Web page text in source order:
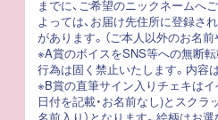
までに、ご希望のニックネームへ
よっては、お届け先住所に登録さ
があります。（ご本人以外のお名
※A賞のボイスをSNS等への無断転
行為は固く禁止いたします。内容
※B賞の直筆サイン入りチェキは
日付を記載・お名前なし)とスクラ